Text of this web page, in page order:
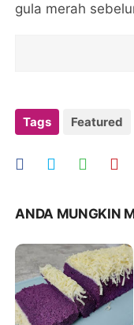
gula merah
Tags Featured
ANDA MUNGKIN